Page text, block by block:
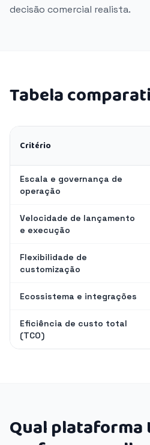
decisão comercial realista.
Tabela
Critério
Escala e governança de
operação
Velocidade de lançamento
e execução
Flexibilidade de
customização
Ecossistema e integrações
Eficiência de custo total
(TCO)
Qual plataforma